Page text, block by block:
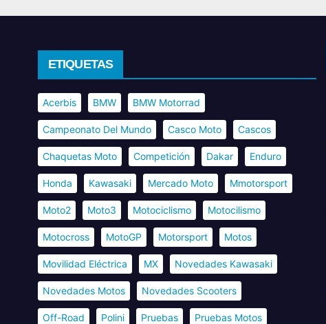
ETIQUETAS
Acerbis BMW BMW Motorrad
Campeonato Del Mundo Casco Moto Cascos
Chaquetas Moto Competición Dakar Enduro
Honda Kawasaki Mercado Moto Mmotorsport
Moto2 Moto3 Motociclismo Motocilismo
Motocross MotoGP Motorsport Motos
Movilidad Eléctrica MX Novedades Kawasaki
Novedades Motos Novedades Scooters
Off-Road Polini Pruebas Pruebas Motos